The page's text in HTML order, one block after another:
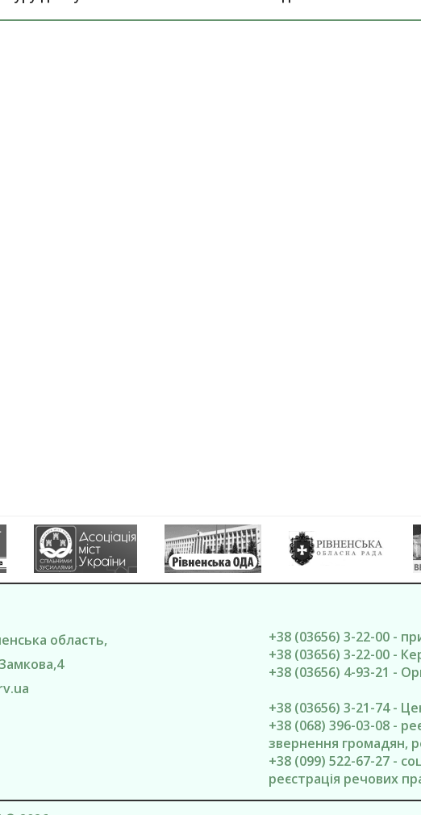
область,
+38 (03656) 3-22-00 -
+38 (03656) 3-22-00 -
+38 (03656) 4-93-21 -
+38 (03656) 3-21-74 -
+38 (068) 396-03-08 -
звернення громадян,
+38 (099) 522-67-27 -
реєстрація речових